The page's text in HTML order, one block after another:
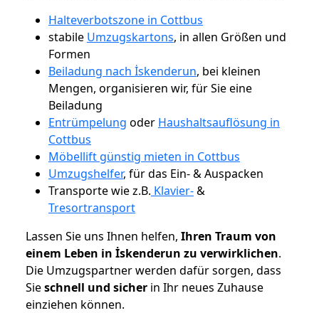
Halteverbotszone in Cottbus
stabile Umzugskartons, in allen Größen und
Formen
Beiladung nach İskenderun, bei kleinen
Mengen, organisieren wir, für Sie eine
Beiladung
Entrümpelung oder Haushaltsauflösung in
Cottbus
Möbellift günstig mieten in Cottbus
Umzugshelfer, für das Ein- & Auspacken
Transporte wie z.B. Klavier-&
Tresortransport
Lassen Sie uns Ihnen helfen, Ihren Traum von
einem Leben in İskenderun zu verwirklichen.
Die Umzugspartner werden dafür sorgen, dass
Sieschnell und sicher in Ihr neues Zuhause
einziehen können.